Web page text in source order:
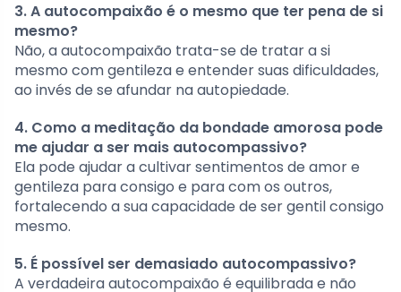
3. A autocompaixão é o mesmo que ter pena de si
mesmo?
Não, a autocompaixão trata-se de tratar a si
mesmo com gentileza e entender suas dificuldades,
ao invés de se afundar na autopiedade.
4. Como a meditação da bondade amorosa pode
me ajudar a ser mais autocompassivo?
Ela pode ajudar a cultivar sentimentos de amor e
gentileza para consigo e para com os outros,
fortalecendo a sua capacidade de ser gentil consigo
mesmo.
5. É possível ser demasiado autocompassivo?
A verdadeira autocompaixão é equilibrada e não